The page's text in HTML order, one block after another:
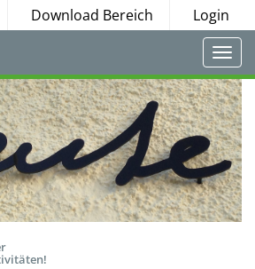
Download Bereich Login